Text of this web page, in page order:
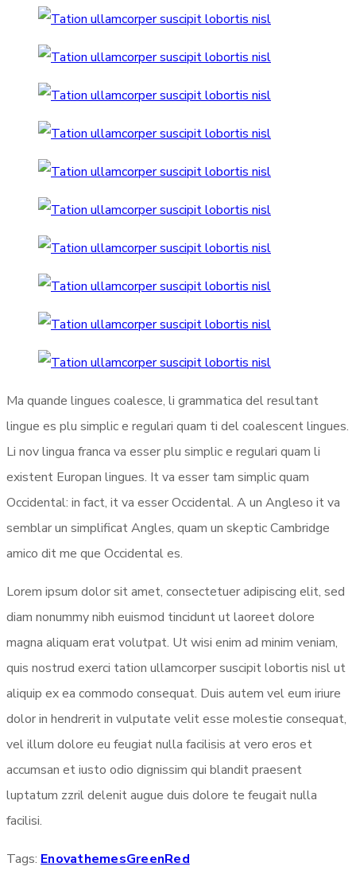
Ma quande lingues coalesce, li grammatica del resultant
lingue es plu simplic e regulari quam ti del coalescent lingues.
Li nov lingua franca va esser plu simplic e regulari quam li
existent Europan lingues. It va esser tam simplic quam
Occidental: in fact, it va esser Occidental. A un Angleso it va
semblar un simplificat Angles, quam un skeptic Cambridge
amico dit me que Occidental es.
Lorem ipsum dolor sit amet, consectetuer adipiscing elit, sed
diam nonummy nibh euismod tincidunt ut laoreet dolore
magna aliquam erat volutpat. Ut wisi enim ad minim veniam,
quis nostrud exerci tation ullamcorper suscipit lobortis nisl ut
aliquip ex ea commodo consequat. Duis autem vel eum iriure
dolor in hendrerit in vulputate velit esse molestie consequat,
vel illum dolore eu feugiat nulla facilisis at vero eros et
accumsan et iusto odio dignissim qui blandit praesent
luptatum zzril delenit augue duis dolore te feugait nulla
facilisi.
Tags: EnovathemesGreenRed